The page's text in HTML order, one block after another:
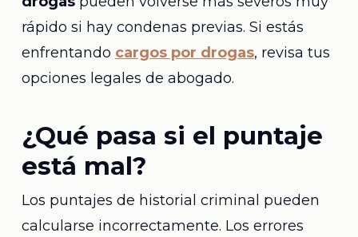
rápido si hay condenas previas. Si estás
enfrentando cargos por drogas, revisa tus
opciones legales de abogado.
¿Qué pasa si el puntaje
está mal?
Los puntajes de historial criminal pueden
calcularse incorrectamente. Los errores